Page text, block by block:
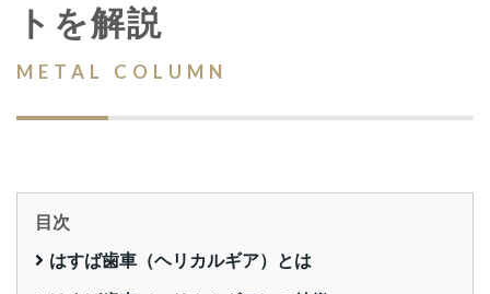
トを解説
METAL COLUMN
目次
はすば歯車（ヘリカルギア）とは